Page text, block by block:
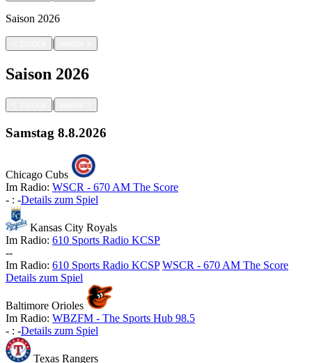
Saison 2026
|
Saison 2026
|
Samstag 8.8.2026
Chicago Cubs
Im Radio: WSCR - 670 AM The Score
- : -Details zum Spiel
Kansas City Royals
Im Radio: 610 Sports Radio KCSP
--
Im Radio: 610 Sports Radio KCSP WSCR - 670 AM The Score
Details zum Spiel
Baltimore Orioles
Im Radio: WBZFM - The Sports Hub 98.5
- : -Details zum Spiel
Texas Rangers